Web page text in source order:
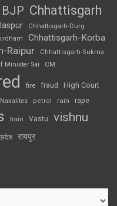
BJP Chhattisgarh
Chhattisgarh-Durg
Chhattisgarh-Korba
Raipur
Chhattisgarh-Sukma
Minister Sai CM
fire fraud High Court
Naxalites petrol rain rape
train Vastu vishnu
रायपुर